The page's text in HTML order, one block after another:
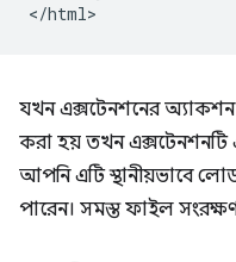
যখন এক্সটেনশনের
করা হয় তখন এক্সটেনশনটি
আপনি এটি স্থানীয়ভাবে
পারেন। সমস্ত ফাইল